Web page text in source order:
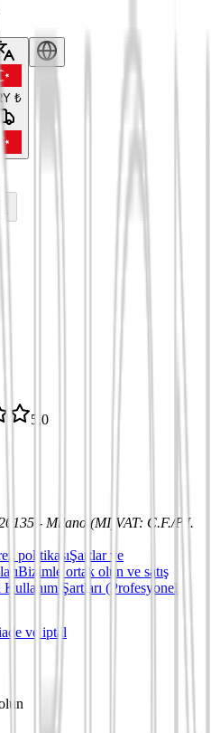
₺
5,0
- Milano (MI) VAT: C.F./P.I.
politikasıŞartlar ve
Bizimle ortak olun ve satış
Şartları (Profesyonel
ve iptal